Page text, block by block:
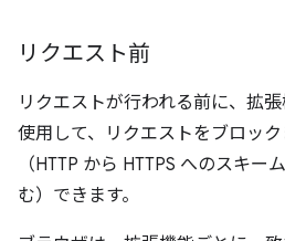
リクエスト前
リクエストが行われる前に、拡
使用して、リクエストをブロッ
（HTTP から HTTPS へのスキー
む）できます。